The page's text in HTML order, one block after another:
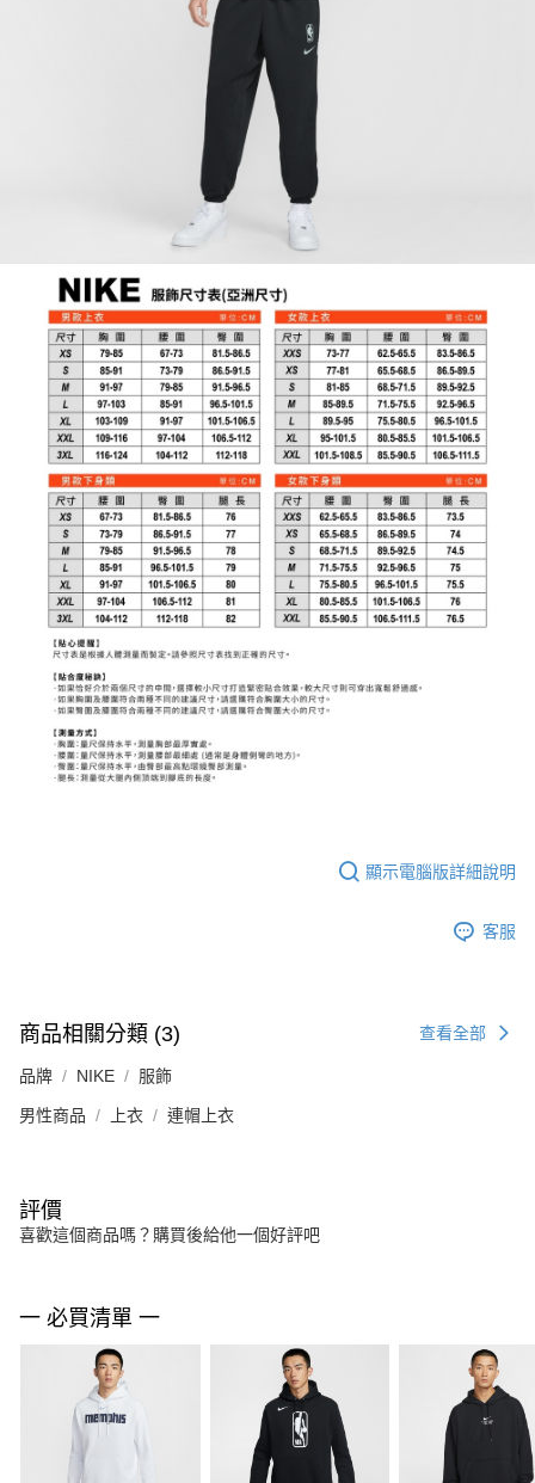
顯示電腦版詳細說明
客服
商品相關分類 (3) 查看全部
品牌 NIKE 服飾
男性商品 上衣 連帽上衣
評價
喜歡這個商品嗎？購買後給他一個好評吧
一 必買清單 一